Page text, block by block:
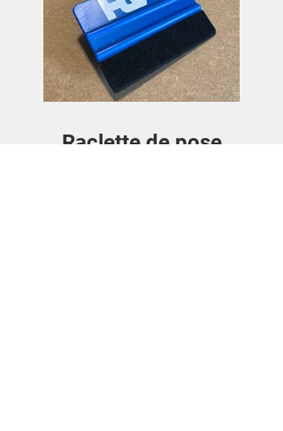
Raclette de pose